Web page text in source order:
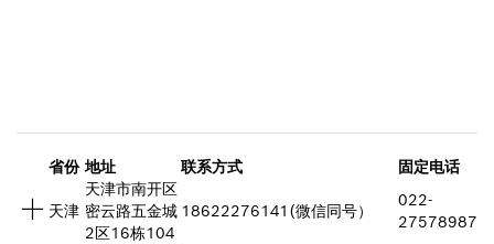
省份 地址 联系方式 固定电话
天津
天津市南开区
密云路五金城
2区16栋104
18622276141(微信同号）
022-
27578987